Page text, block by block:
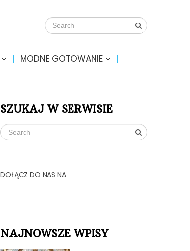
MODNE GOTOWANIE
SZUKAJ W SERWISIE
DOŁĄCZ DO NAS NA
NAJNOWSZE WPISY